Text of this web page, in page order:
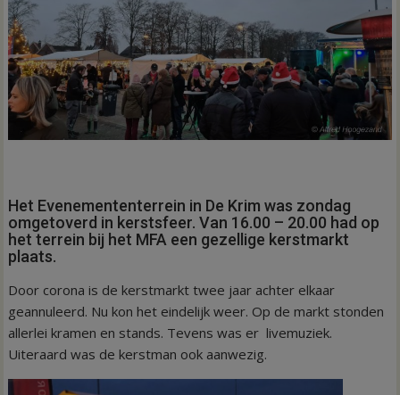
Het Evenemententerrein in De Krim was zondag
omgetoverd in kerstsfeer. Van 16.00 – 20.00 had op
het terrein bij het MFA een gezellige kerstmarkt
plaats.
Door corona is de kerstmarkt twee jaar achter elkaar
geannuleerd. Nu kon het eindelijk weer. Op de markt stonden
allerlei kramen en stands. Tevens was er livemuziek.
Uiteraard was de kerstman ook aanwezig.